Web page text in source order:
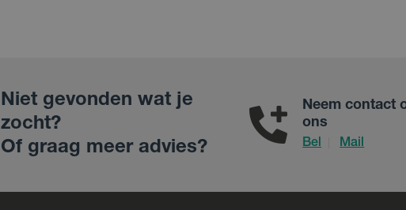
Niet gevonden wat je
zocht?
Of graag meer advies?
Neem contact
ons
Bel Mail